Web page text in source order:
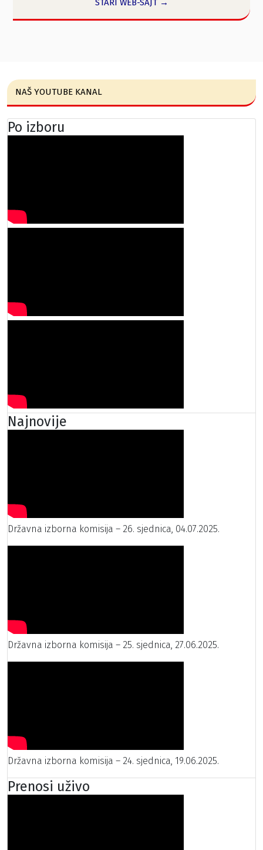
STARI WEB-SAJT →
NAŠ YOUTUBE KANAL
Po izboru
Najnovije
Državna izborna komisija – 26. sjednica, 04.07.2025.
Državna izborna komisija – 25. sjednica, 27.06.2025.
Državna izborna komisija – 24. sjednica, 19.06.2025.
Prenosi uživo